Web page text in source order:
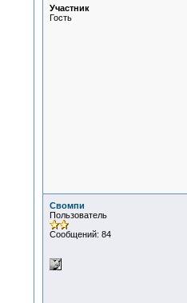
Участник
Гость
Свомпи
Пользователь
Сообщений: 84